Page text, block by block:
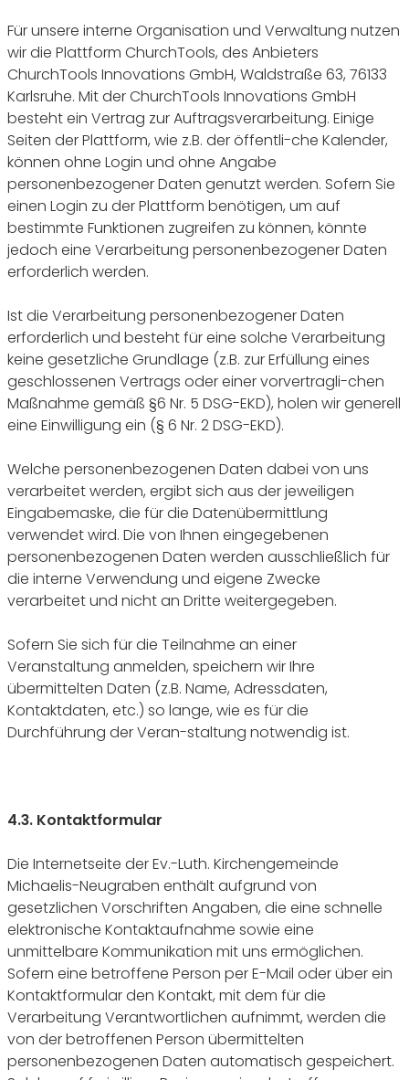
Für unsere interne Organisation und Verwaltung nutzen
wir die Plattform ChurchTools, des Anbieters
ChurchTools Innovations GmbH, Waldstraße 63, 76133
Karlsruhe. Mit der ChurchTools Innovations GmbH
besteht ein Vertrag zur Auftragsverarbeitung. Einige
Seiten der Plattform, wie z.B. der öffentli-che Kalender,
können ohne Login und ohne Angabe
personenbezogener Daten genutzt werden. Sofern Sie
einen Login zu der Plattform benötigen, um auf
bestimmte Funktionen zugreifen zu können, könnte
jedoch eine Verarbeitung personenbezogener Daten
erforderlich werden.
Ist die Verarbeitung personenbezogener Daten
erforderlich und besteht für eine solche Verarbeitung
keine gesetzliche Grundlage (z.B. zur Erfüllung eines
geschlossenen Vertrags oder einer vorvertragli-chen
Maßnahme gemäß §6 Nr. 5 DSG-EKD), holen wir generell
eine Einwilligung ein (§ 6 Nr. 2 DSG-EKD).
Welche personenbezogenen Daten dabei von uns
verarbeitet werden, ergibt sich aus der jeweiligen
Eingabemaske, die für die Datenübermittlung
verwendet wird. Die von Ihnen eingegebenen
personenbezogenen Daten werden ausschließlich für
die interne Verwendung und eigene Zwecke
verarbeitet und nicht an Dritte weitergegeben.
Sofern Sie sich für die Teilnahme an einer
Veranstaltung anmelden, speichern wir Ihre
übermittelten Daten (z.B. Name, Adressdaten,
Kontaktdaten, etc.) so lange, wie es für die
Durchführung der Veran-staltung notwendig ist.
4.3. Kontaktformular
Die Internetseite der Ev.-Luth. Kirchengemeinde
Michaelis-Neugraben enthält aufgrund von
gesetzlichen Vorschriften Angaben, die eine schnelle
elektronische Kontaktaufnahme sowie eine
unmittelbare Kommunikation mit uns ermöglichen.
Sofern eine betroffene Person per E-Mail oder über ein
Kontaktformular den Kontakt, mit dem für die
Verarbeitung Verantwortlichen aufnimmt, werden die
von der betroffenen Person übermittelten
personenbezogenen Daten automatisch gespeichert.